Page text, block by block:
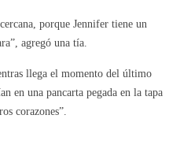
porque Jennifer tiene un
agregó una tía.
llega el momento del último
en una pancarta pegada en la tapa
corazones”.